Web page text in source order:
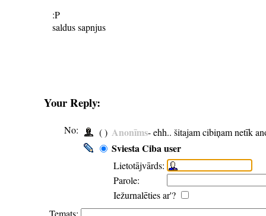
:P
saldus sapnjus
Your Reply:
No: ( ) Anonīms- ehh.. šitajam cibiņam netīk
Sviesta Ciba user
Lietotājvārds:
Parole:
Iežurnalēties ar'?
Temats: